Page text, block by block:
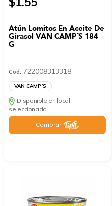
Atún Lomitos En Aceite De
Girasol VAN CAMP´S 184
G
Cod: 722008313318
VAN CAMP´S
Disponible en local
seleccionado
Comprar